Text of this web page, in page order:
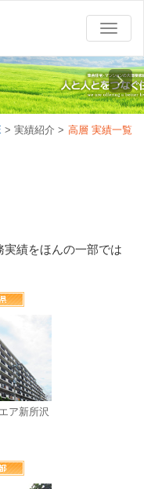
> 実績紹介 > 高層 実績一覧
績をほんの一部では
ア新所沢